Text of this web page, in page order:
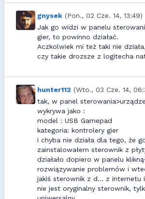
gnysek (Pon., 02 Cze. 14, 13:49)
Jak go widzi w panelu
gier, to powinno działać.
Aczkolwiek mi też taki nie
czy takie drozsze z logitecha
hunter112 (Wto., 03 Cze. 14,
tak, w panel
wykrywa jako :
model : USB Gamepad
kategoria: kontrolery gier
i chyba nie działa dla tego, że
zainstalowałem sterownik z
działało dopiero w panelu
rozwiązywanie problemów i
jakiś sterownik z d... z internetu
nie jest oryginalny sterownik,